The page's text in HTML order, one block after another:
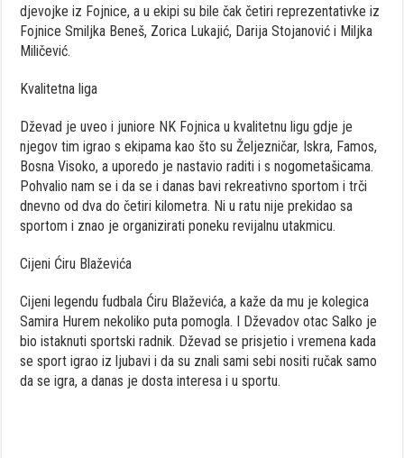
djevojke iz Fojnice, a u ekipi su bile čak četiri reprezentativke iz
Fojnice Smiljka Beneš, Zorica Lukajić, Darija Stojanović i Miljka
Miličević.
Kvalitetna liga
Dževad je uveo i juniore NK Fojnica u kvalitetnu ligu gdje je
njegov tim igrao s ekipama kao što su Željezničar, Iskra, Famos,
Bosna Visoko, a uporedo je nastavio raditi i s nogometašicama.
Pohvalio nam se i da se i danas bavi rekreativno sportom i trči
dnevno od dva do četiri kilometra. Ni u ratu nije prekidao sa
sportom i znao je organizirati poneku revijalnu utakmicu.
Cijeni Ćiru Blaževića
Cijeni legendu fudbala Ćiru Blaževića, a kaže da mu je kolegica
Samira Hurem nekoliko puta pomogla. I Dževadov otac Salko je
bio istaknuti sportski radnik. Dževad se prisjetio i vremena kada
se sport igrao iz ljubavi i da su znali sami sebi nositi ručak samo
da se igra, a danas je dosta interesa i u sportu.